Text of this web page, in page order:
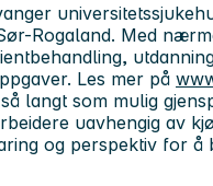
Rogaland. Med
Les mer på
langt som mulig
uavhengig av
og perspektiv for å